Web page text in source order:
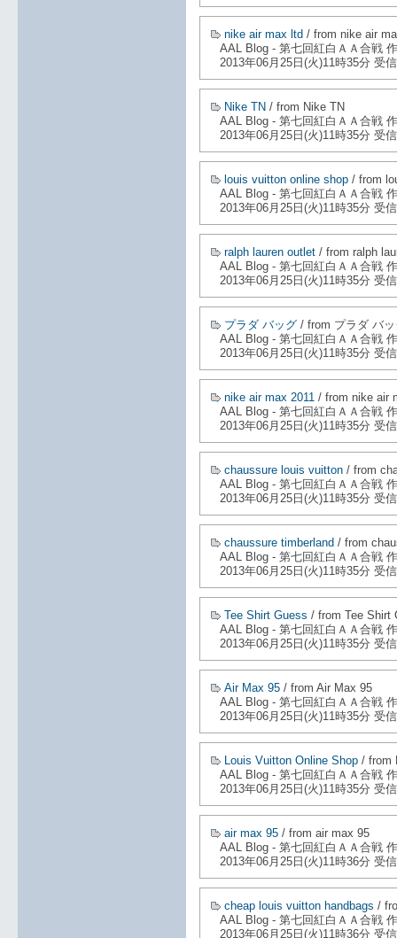
nike air max ltd / from nike air
AAL Blog - 第七回紅白ＡＡ合戦
2013年06月25日(火)11時35分 受信
Nike TN / from Nike TN
AAL Blog - 第七回紅白ＡＡ合戦
2013年06月25日(火)11時35分 受信
louis vuitton online shop / from
AAL Blog - 第七回紅白ＡＡ合戦
2013年06月25日(火)11時35分 受信
ralph lauren outlet / from ralph
AAL Blog - 第七回紅白ＡＡ合戦
2013年06月25日(火)11時35分 受信
プラダ バッグ / from プラダ バ
AAL Blog - 第七回紅白ＡＡ合戦
2013年06月25日(火)11時35分 受信
nike air max 2011 / from nike air
AAL Blog - 第七回紅白ＡＡ合戦
2013年06月25日(火)11時35分 受信
chaussure louis vuitton / from
AAL Blog - 第七回紅白ＡＡ合戦
2013年06月25日(火)11時35分 受信
chaussure timberland / from
AAL Blog - 第七回紅白ＡＡ合戦
2013年06月25日(火)11時35分 受信
Tee Shirt Guess / from Tee Shirt
AAL Blog - 第七回紅白ＡＡ合戦
2013年06月25日(火)11時35分 受信
Air Max 95 / from Air Max 95
AAL Blog - 第七回紅白ＡＡ合戦
2013年06月25日(火)11時35分 受信
Louis Vuitton Online Shop / from
AAL Blog - 第七回紅白ＡＡ合戦
2013年06月25日(火)11時35分 受信
air max 95 / from air max 95
AAL Blog - 第七回紅白ＡＡ合戦
2013年06月25日(火)11時36分 受信
cheap louis vuitton handbags /
AAL Blog - 第七回紅白ＡＡ合戦
2013年06月25日(火)11時36分 受信